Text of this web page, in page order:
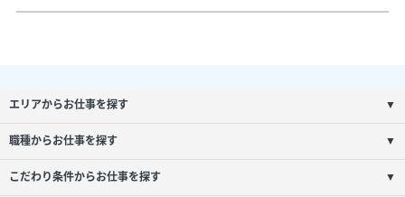
エリアからお仕事を探す ▼
職種からお仕事を探す ▼
こだわり条件からお仕事を探す ▼